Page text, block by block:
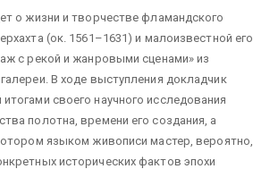
о жизни и творчестве фламандского
(ок. 1561–1631) и малоизвестной его
с рекой и жанровыми сценами» из
В ходе выступления докладчик
своего научного исследования
полотна, времени его создания, а
языком живописи мастер, вероятно,
исторических фактов эпохи